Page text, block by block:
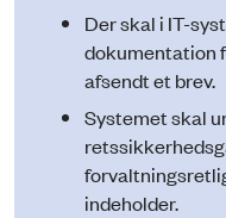
Der skal i IT-
dokumentation
afsendt et brev.
Systemet skal
indeholder.